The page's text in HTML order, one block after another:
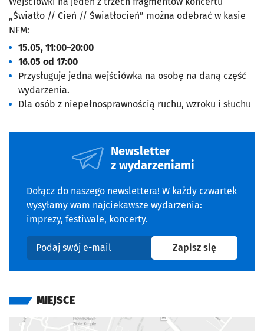
„Światło // Cień // Światłocień” można odebrać w kasie
NFM:
15.05, 11:00–20:00
16.05 od 17:00
Przysługuje jedna wejściówka na osobę na daną część
wydarzenia.
Dla osób z niepełnosprawnością ruchu, wzroku i słuchu
Newsletter
z wydarzeniami
Dołącz do naszego newslettera! W każdy czwartek
wysyłamy wam najciekawsze wydarzenia:
imprezy, festiwale, koncerty.
Podaj swój e-mail
Zapisz sięna
MIEJSCE